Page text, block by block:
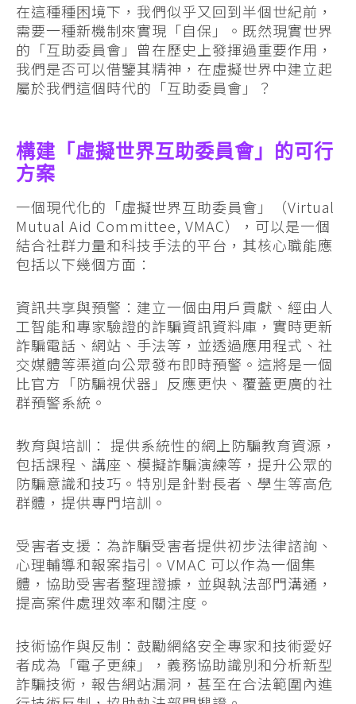
在這種種困境下，我們似乎又回到半個世紀前，
需要一種新機制來實現「自保」。既然現實世界
的「互助委員會」曾在歷史上發揮過重要作用，
我們是否可以借鑒其精神，在虛擬世界中建立起
屬於我們這個時代的「互助委員會」？
構建「虛擬世界互助委員會」的可行
方案
一個現代化的「虛擬世界互助委員會」（Virtual
Mutual Aid Committee, VMAC），可以是一個
結合社群力量和科技手法的平台，其核心職能應
包括以下幾個方面：
資訊共享與預警：建立一個由用戶貢獻、經由人
工智能和專家驗證的詐騙資訊資料庫，實時更新
詐騙電話、網站、手法等，並透過應用程式、社
交媒體等渠道向公眾發布即時預警。這將是一個
比官方「防騙視伏器」反應更快、覆蓋更廣的社
群預警系統。
教育與培訓： 提供系統性的網上防騙教育資源，
包括課程、講座、模擬詐騙演練等，提升公眾的
防騙意識和技巧。特別是針對長者、學生等高危
群體，提供專門培訓。
受害者支援：為詐騙受害者提供初步法律諮詢、
心理輔導和報案指引。VMAC 可以作為一個集
體，協助受害者整理證據，並與執法部門溝通，
提高案件處理效率和關注度。
技術協作與反制：鼓勵網絡安全專家和技術愛好
者成為「電子更練」，義務協助識別和分析新型
詐騙技術，報告網站漏洞，甚至在合法範圍內進